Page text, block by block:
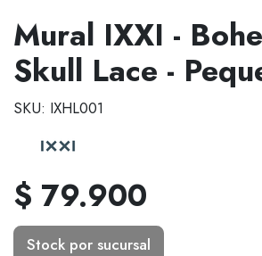
Mural IXXI -
Skull Lace -
SKU: IXHL001
$ 79.900
Stock por sucursal